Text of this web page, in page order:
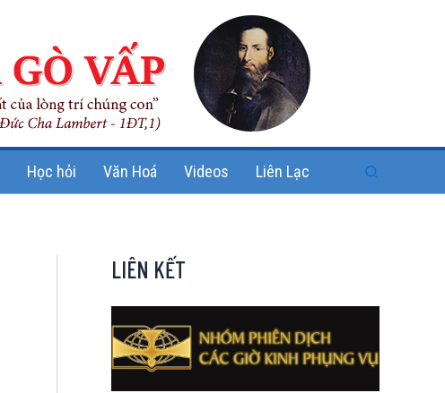
Học hỏi Văn Hoá Videos Liên Lạc Search
LIÊN KẾT